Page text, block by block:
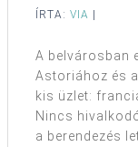
ÍRTA: VIA |
A belvárosban
Astoriához és
kis üzlet:
Nincs
a berendezés